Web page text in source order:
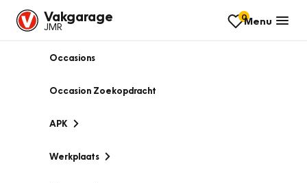
Vakgarage
JMR
0Menu
Occasions
Occasion Zoekopdracht
APK
Werkplaats